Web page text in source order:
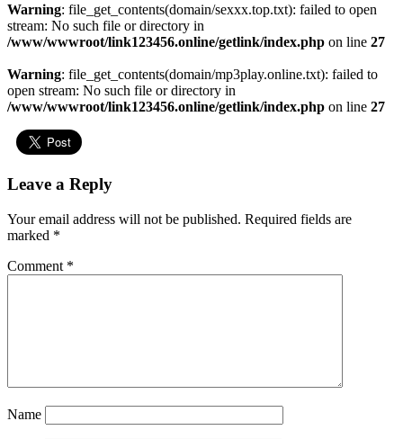
Warning: file_get_contents(domain/sexxx.top.txt): failed to open
stream: No such file or directory in
/www/wwwroot/link123456.online/getlink/index.php on line 27
Warning: file_get_contents(domain/mp3play.online.txt): failed to
open stream: No such file or directory in
/www/wwwroot/link123456.online/getlink/index.php on line 27
Leave a Reply
Your email address will not be published. Required fields are
marked *
Comment *
Name